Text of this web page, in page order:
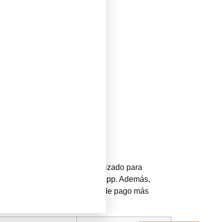
El sitio está optimizado para
de descargar una app. Además,
una tabla con los métodos de pago más